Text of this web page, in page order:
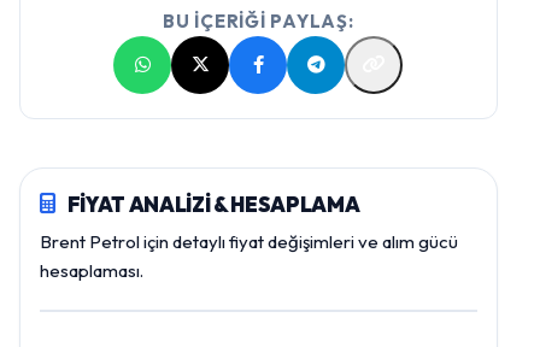
BU İÇERİĞİ PAYLAŞ:
FİYAT ANALİZİ & HESAPLAMA
Brent Petrol için detaylı fiyat değişimleri ve alım gücü
hesaplaması.